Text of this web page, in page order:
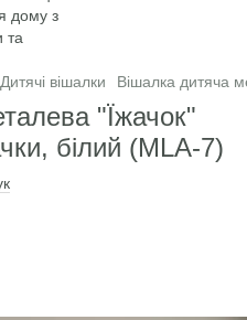
Дитячі вішалки Вішалка дитяча
"Їжачок"
білий (MLA-7)